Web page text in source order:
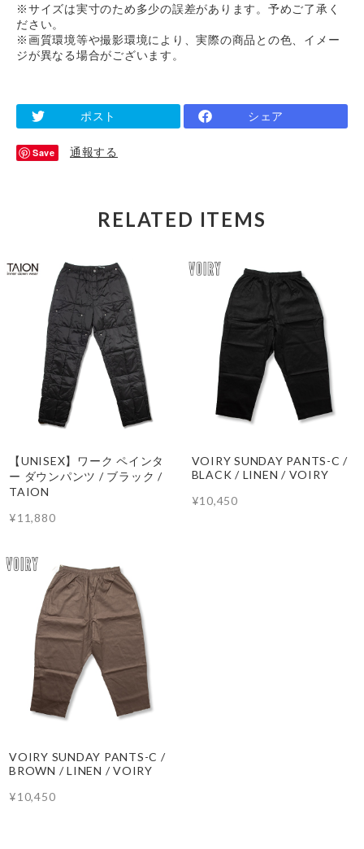
※サイズは実寸のため多少の誤差があります。予めご了承く
ださい。
※画質環境等や撮影環境により、実際の商品との色、イメー
ジが異なる場合がございます。
ポスト シェア
Save 通報する
RELATED ITEMS
【UNISEX】ワーク ペインタ
ー ダウンパンツ / ブラック /
TAION
¥11,880
VOIRY SUNDAY PANTS-C /
BLACK / LINEN / VOIRY
¥10,450
VOIRY SUNDAY PANTS-C /
BROWN / LINEN / VOIRY
¥10,450